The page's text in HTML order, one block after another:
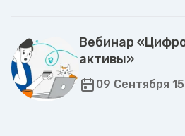
Вебинар
активы»
09 Сентября